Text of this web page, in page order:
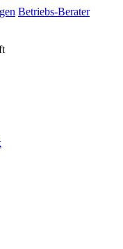
Betriebs-Berater